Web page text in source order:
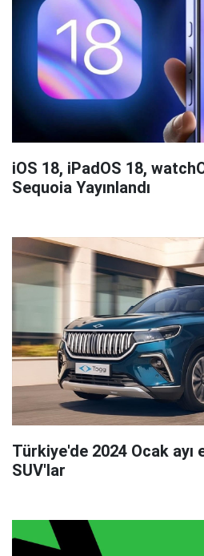
iOS 18, iPadOS 18,
Sequoia Yayınlandı
Türkiye'de 2024 Ocak ayı
SUV'lar